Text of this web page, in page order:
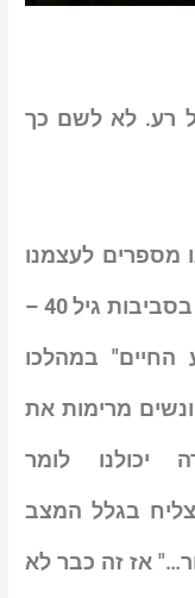
רע. לא לשם כך
מספרים לעצמנו
כבר לא מחזיק מים. זה קורה לרוב בסביבות גיל 40 –
במהלכו
מרימות את
לומר
בגלל המצב
אז זה כבר לא